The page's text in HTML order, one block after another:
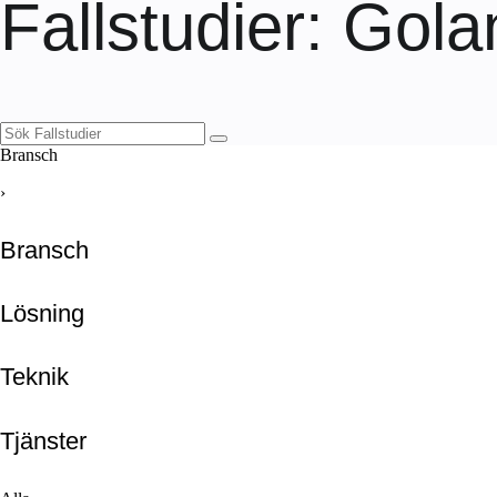
Fallstudier:
Bransch
›
Bransch
Lösning
Teknik
Tjänster